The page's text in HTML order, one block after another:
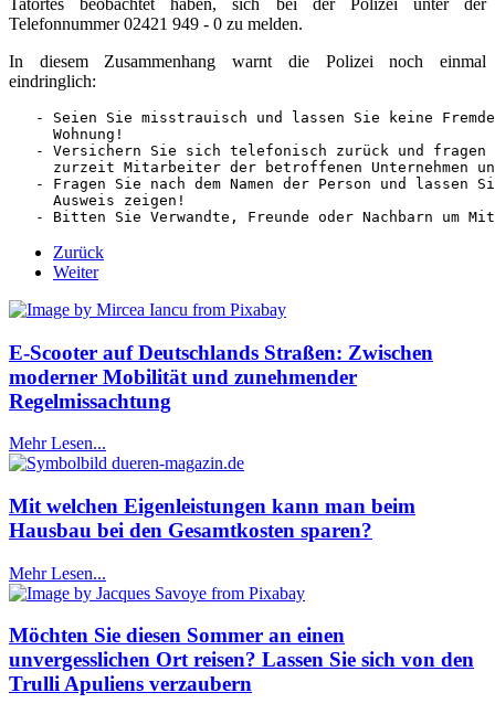
Telefonnummer 02421 949 - 0 zu melden.
In diesem Zusammenhang warnt die Polizei noch einmal
eindringlich:
- Seien Sie misstrauisch und lassen Sie keine
     Wohnung!
- Versichern Sie sich telefonisch zurück und
zurzeit Mitarbeiter der betroffenen Unternehmen
- Fragen Sie nach dem Namen der Person und lassen
     Ausweis zeigen!
- Bitten Sie Verwandte, Freunde oder Nachbarn um
Zurück
Weiter
E-Scooter auf Deutschlands Straßen: Zwischen
moderner Mobilität und zunehmender
Regelmissachtung
Mehr Lesen...
Mit welchen Eigenleistungen kann man beim
Hausbau bei den Gesamtkosten sparen?
Mehr Lesen...
Möchten Sie diesen Sommer an einen
unvergesslichen Ort reisen? Lassen Sie sich von den
Trulli Apuliens verzaubern